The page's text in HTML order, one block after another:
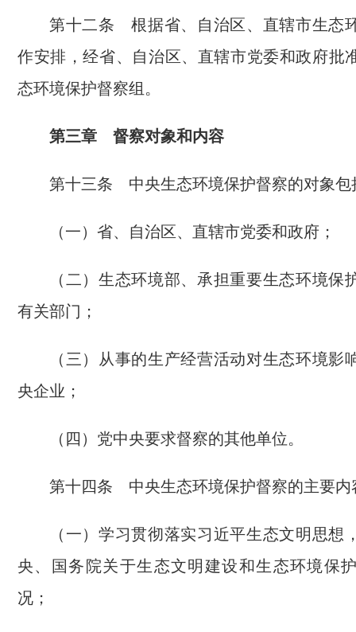
第十二条 根据省、自治区、直辖市生态
作安排，经省、自治区、直辖市党委和政府批
态环境保护督察组。
第三章 督察对象和内容
第十三条 中央生态环境保护督察的对象包
（一）省、自治区、直辖市党委和政府；
（二）生态环境部、承担重要生态环境保
有关部门；
（三）从事的生产经营活动对生态环境影
央企业；
（四）党中央要求督察的其他单位。
第十四条 中央生态环境保护督察的主要内
（一）学习贯彻落实习近平生态文明思想
央、国务院关于生态文明建设和生态环境保
况；